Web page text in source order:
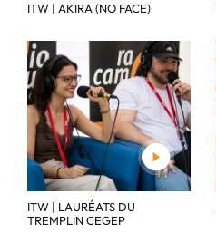
ITW | AKIRA (NO FACE)
ITW | LAURÉATS DU
TREMPLIN CEGEP